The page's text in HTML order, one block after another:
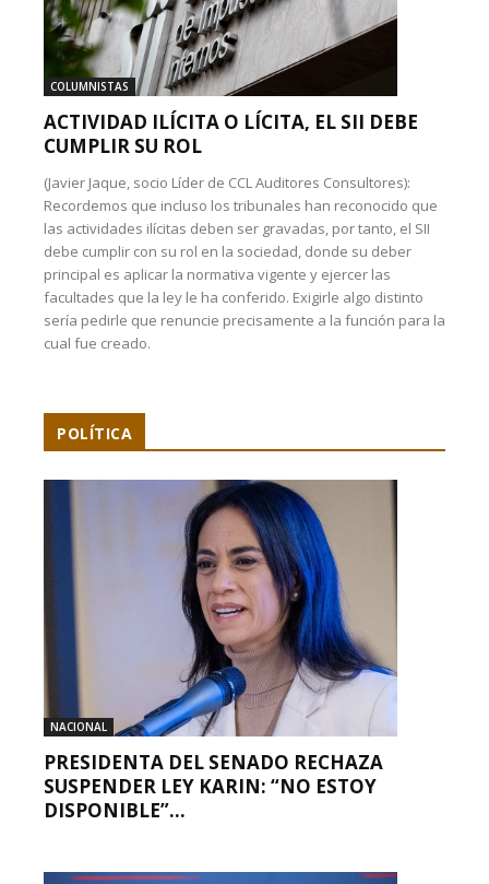
COLUMNISTAS
ACTIVIDAD ILÍCITA O LÍCITA, EL SII DEBE
CUMPLIR SU ROL
(Javier Jaque, socio Líder de CCL Auditores Consultores):
Recordemos que incluso los tribunales han reconocido que
las actividades ilícitas deben ser gravadas, por tanto, el SII
debe cumplir con su rol en la sociedad, donde su deber
principal es aplicar la normativa vigente y ejercer las
facultades que la ley le ha conferido. Exigirle algo distinto
sería pedirle que renuncie precisamente a la función para la
cual fue creado.
POLÍTICA
NACIONAL
PRESIDENTA DEL SENADO RECHAZA
SUSPENDER LEY KARIN: “NO ESTOY
DISPONIBLE”...